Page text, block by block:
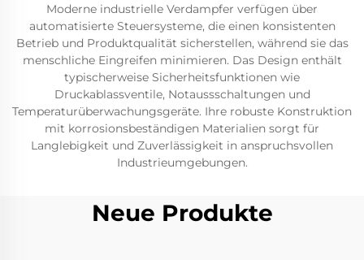
Moderne industrielle Verdampfer verfügen über
automatisierte Steuersysteme, die einen konsistenten
Betrieb und Produktqualität sicherstellen, während sie das
menschliche Eingreifen minimieren. Das Design enthält
typischerweise Sicherheitsfunktionen wie
Druckablassventile, Notaussschaltungen und
Temperaturüberwachungsgeräte. Ihre robuste Konstruktion
mit korrosionsbeständigen Materialien sorgt für
Langlebigkeit und Zuverlässigkeit in anspruchsvollen
Industrieumgebungen.
Neue Produkte